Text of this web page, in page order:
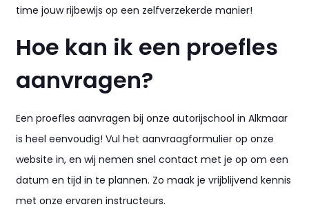
time jouw rijbewijs op een zelfverzekerde manier!
Hoe kan ik een proefles
aanvragen?
Een proefles aanvragen bij onze autorijschool in Alkmaar
is heel eenvoudig! Vul het aanvraagformulier op onze
website in, en wij nemen snel contact met je op om een
datum en tijd in te plannen. Zo maak je vrijblijvend kennis
met onze ervaren instructeurs.